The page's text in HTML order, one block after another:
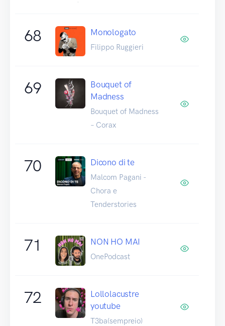
68 Monologato
Filippo Ruggieri
69
Bouquet of
Madness
Bouquet of Madness
– Corax
70 Dicono di te
Malcom Pagani -
Chora e
Tenderstories
71 NON HO MAI
OnePodcast
72
Lollolacustre
youtube
T3ba(sempreio)